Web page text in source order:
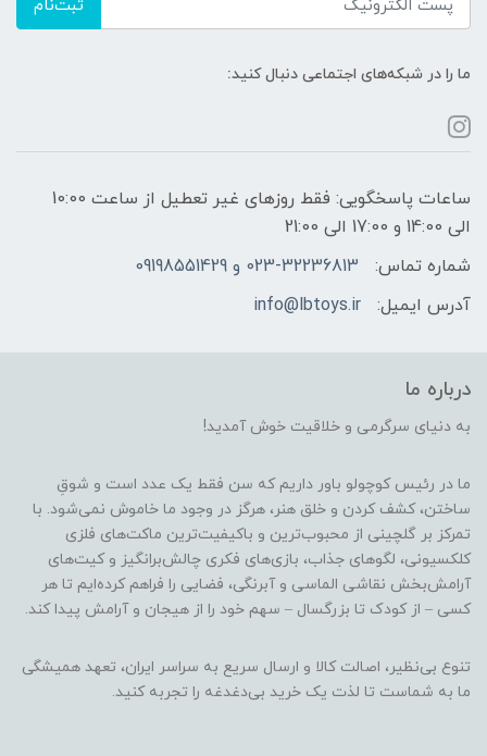
ثبت‌نام
ما را در شبکه‌های اجتماعی دنبال کنید:
ساعات پاسخگویی: فقط روزهای غیر تعطیل از ساعت 10:00
الی 14:00 و 17:00 الی 21:00
شماره تماس:
023-32236813 و 09198551429
آدرس ایمیل:
info@lbtoys.ir
درباره ما
به دنیای سرگرمی و خلاقیت خوش آمدید!
ما در رئیس کوچولو باور داریم که سن فقط یک عدد است و شوقِ
ساختن، کشف کردن و خلق هنر، هرگز در وجود ما خاموش نمی‌شود. با
تمرکز بر گلچینی از محبوب‌ترین و باکیفیت‌ترین ماکت‌های فلزی
کلکسیونی، لگوهای جذاب، بازی‌های فکری چالش‌برانگیز و کیت‌های
آرامش‌بخش نقاشی الماسی و آبرنگی، فضایی را فراهم کرده‌ایم تا هر
کسی – از کودک تا بزرگسال – سهم خود را از هیجان و آرامش پیدا کند.
تنوع بی‌نظیر، اصالت کالا و ارسال سریع به سراسر ایران، تعهد همیشگی
ما به شماست تا لذت یک خرید بی‌دغدغه را تجربه کنید.